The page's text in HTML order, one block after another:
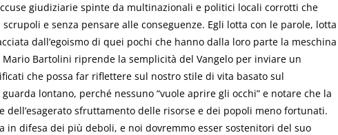
giudiziarie spinte da multinazionali e politici locali corrotti che
e senza pensare alle conseguenze. Egli lotta con le parole, lotta
dall’egoismo di quei pochi che hanno dalla loro parte la meschina
Bartolini riprende la semplicità del Vangelo per inviare un
che possa far riflettere sul nostro stile di vita basato sul
lontano, perché nessuno “vuole aprire gli occhi” e notare che la
dell’esagerato sfruttamento delle risorse e dei popoli meno fortunati.
in difesa dei più deboli, e noi dovremmo esser sostenitori del suo